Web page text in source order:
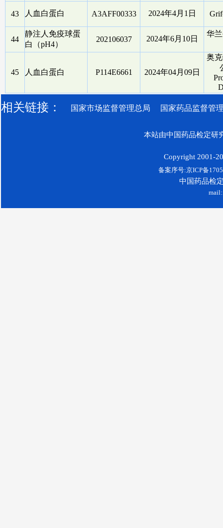
43 人血白蛋白 A3AFF00333 2024年4月1日
44
静注人免疫球蛋
白（pH4）
202106037 2024年6月10日
华
45 人血白蛋白 P114E6661 2024年04月09日
奥
相关链接： 国家市场监督管理总局 国家药品监督管
本站由中国药品检定研
Copyright 2001-
备案序号:京ICP备
中国药品检